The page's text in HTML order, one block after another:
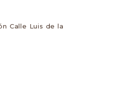
Calle Luis de la